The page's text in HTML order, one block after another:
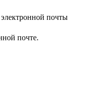
почты
почте.